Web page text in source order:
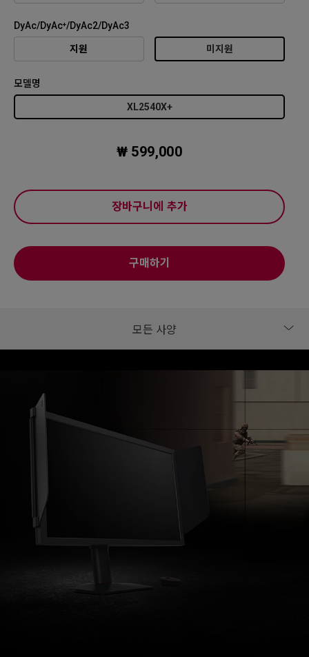
DyAc/DyAc⁺/DyAc2/DyAc3
지원 미지원
모델명
XL2540X+
₩ 599,000
장바구니에 추가
구매하기